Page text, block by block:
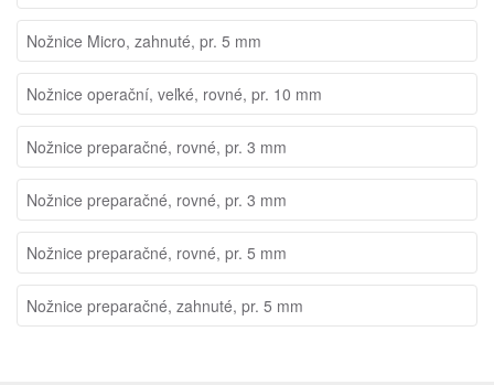
Nožnice Micro, zahnuté, pr. 5 mm
Nožnice operační, veľké, rovné, pr. 10 mm
Nožnice preparačné, rovné, pr. 3 mm
Nožnice preparačné, rovné, pr. 3 mm
Nožnice preparačné, rovné, pr. 5 mm
Nožnice preparačné, zahnuté, pr. 5 mm